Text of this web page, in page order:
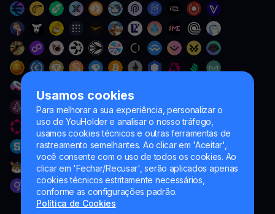
Usamos cookies
Para melhorar a sua experiência, personalizar o
uso de YouHolder e analisar o nosso tráfego,
usamos cookies técnicos e outras ferramentas de
rastreamento semelhantes. Ao clicar em 'Aceitar',
você consente com o uso de todos os cookies. Ao
clicar em 'Fechar/Recusar', serão aplicados apenas
cookies técnicos estritamente necessários,
conforme as configurações padrão.
Política de Cookies